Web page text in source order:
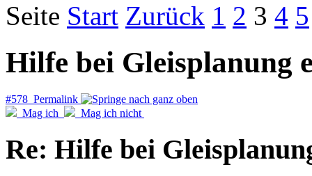
Seite Start Zurück 1 2 3 4 5
Hilfe bei Gleisplanung
#578 Permalink
Mag ich
Mag ich nicht
Re: Hilfe bei